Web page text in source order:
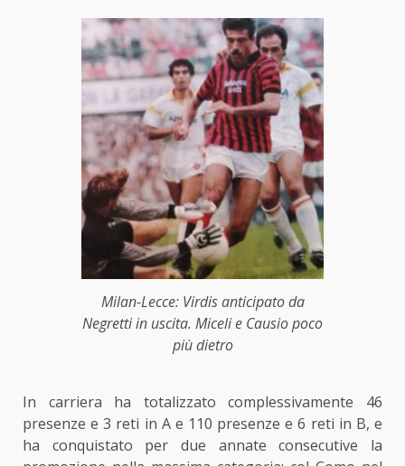
Milan-Lecce: Virdis anticipato da
Negretti in uscita. Miceli e Causio poco
più dietro
In carriera ha totalizzato complessivamente 46
presenze e 3 reti in A e 110 presenze e 6 reti in B, e
ha conquistato per due annate consecutive la